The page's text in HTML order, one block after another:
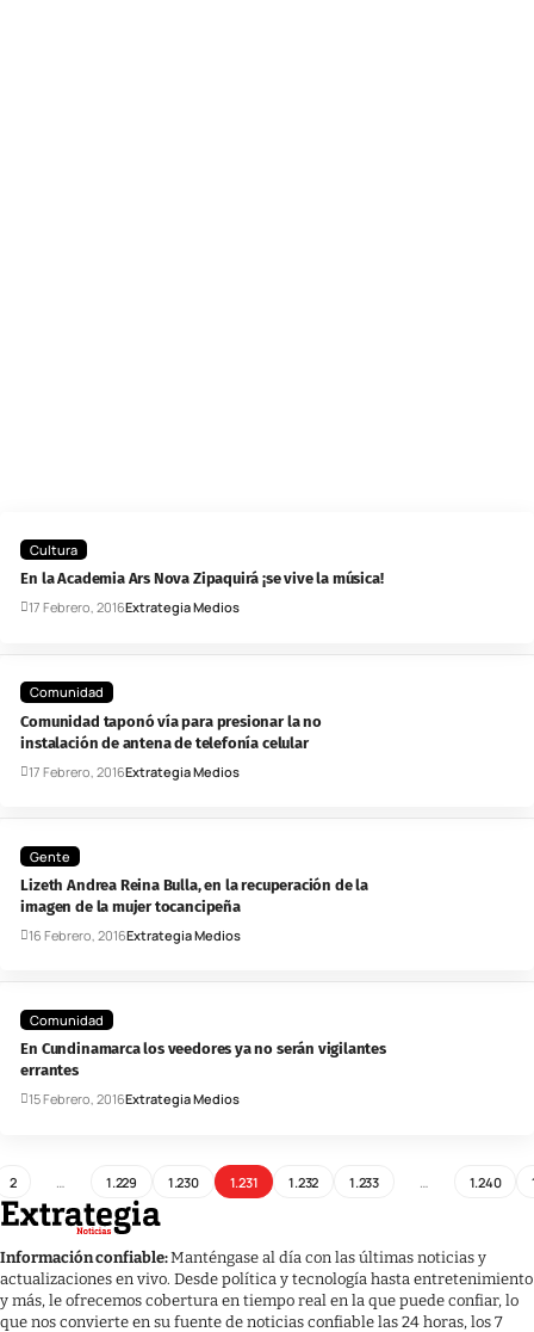
Cultura
En la Academia Ars Nova Zipaquirá ¡se vive la música!
17 Febrero, 2016Extrategia Medios
Comunidad
Comunidad taponó vía para presionar la no
instalación de antena de telefonía celular
17 Febrero, 2016Extrategia Medios
Gente
Lizeth Andrea Reina Bulla, en la recuperación de la
imagen de la mujer tocancipeña
16 Febrero, 2016Extrategia Medios
Comunidad
En Cundinamarca los veedores ya no serán vigilantes
errantes
15 Febrero, 2016Extrategia Medios
2 … 1.229 1.230 1.231 1.232 1.233 … 1.240
Información confiable:Manténgase al día con las últimas noticias y
actualizaciones en vivo. Desde política y tecnología hasta entretenimiento
y más, le ofrecemos cobertura en tiempo real en la que puede confiar, lo
que nos convierte en su fuente de noticias confiable las 24 horas, los 7